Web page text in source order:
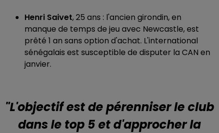
Henri Saivet, 25 ans : l'ancien girondin, en
manque de temps de jeu avec Newcastle, est
prêté 1 an sans option d'achat. L'international
sénégalais est susceptible de disputer la CAN en
janvier.
"L'objectif est de pérenniser le club
dans le top 5 et d'approcher la